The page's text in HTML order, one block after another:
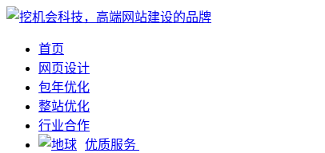
首页
网页设计
包年优化
整站优化
行业合作
优质服务